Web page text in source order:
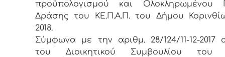
προϋπολογισμού και Ολοκληρωμένου
Δράσης του ΚΕ.Π.Α.Π. του Δήμου
2018.
Σύμφωνα με την αριθμ. 28/124/11-12-2017
του Διοικητικού Συμβουλίου του